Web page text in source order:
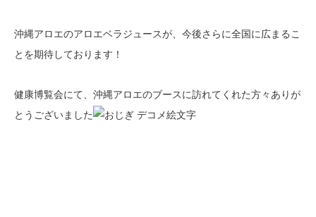
沖縄アロエのアロエベラジュースが、今後さらに全国に広まるこ
とを期待しております！
健康博覧会にて、沖縄アロエのブースに訪れてくれた方々ありが
とうございました